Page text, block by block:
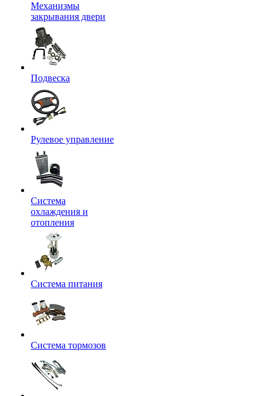
Механизмы
закрывания двери
Подвеска
Рулевое управление
Система
охлаждения и
отопления
Система питания
Система тормозов